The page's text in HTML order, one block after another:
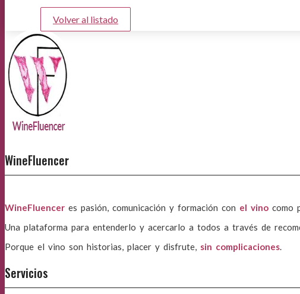
Volver al listado
WineFluencer
WineFluencer es pasión, comunicación y formación con el vino como
Una plataforma para entenderlo y acercarlo a todos a través de
Porque el vino son historias, placer y disfrute, sin complicaciones.
Servicios